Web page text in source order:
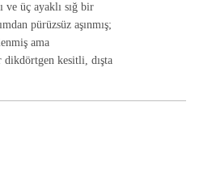
ve üç ayaklı sığ bir
pürüzsüz aşınmış;
ama
dikdörtgen kesitli, dışta